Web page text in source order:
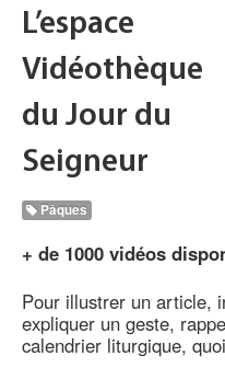
Sanctuaires &
Agenda diocésain
Je donne
L’espace
Vidéothèque
du Jour du
Seigneur
Pâques
+ de 1000 vidéos
Pour illustrer un article,
expliquer un geste,
calendrier liturgique,